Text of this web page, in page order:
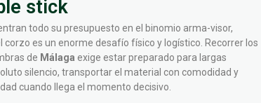
stick
todo su presupuesto en el binomio arma-visor,
corzo es un enorme desafío físico y logístico. Recorrer los
de Málaga exige estar preparado para largas
silencio, transportar el material con comodidad y
cuando llega el momento decisivo.